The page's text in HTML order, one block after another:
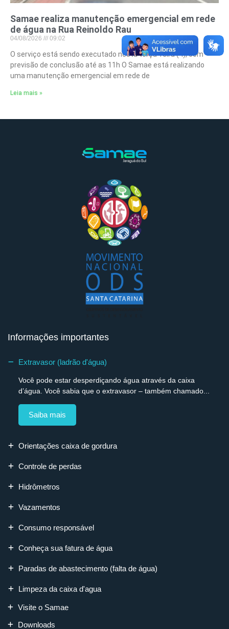
Samae realiza manutenção emergencial em rede
de água na Rua Reinoldo Rau
04/08/2026 09:02
O serviço está sendo executado nesta terça-feira (4), com
previsão de conclusão até as 11h O Samae está realizando
uma manutenção emergencial em rede de
Leia mais »
Informações importantes
Extravasor (ladrão d'água)
Você pode estar desperdiçando água através da caixa
d’água. Você sabia que o extravasor – também chamado...
Saiba mais
Orientações caixa de gordura
Controle de perdas
Hidrômetros
Vazamentos
Consumo responsável
Conheça sua fatura de água
Paradas de abastecimento (falta de água)
Limpeza da caixa d'agua
Visite o Samae
Downloads